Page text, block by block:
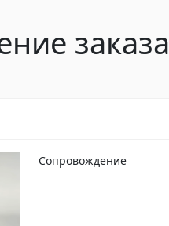
заказа
Сопровождение